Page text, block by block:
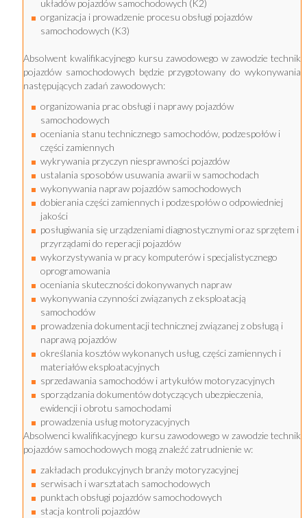
układów pojazdów samochodowych (K2)
organizacja i prowadzenie procesu obsługi pojazdów
samochodowych (K3)
Absolwent kwalifikacyjnego kursu zawodowego w zawodzie technik
pojazdów samochodowych będzie przygotowany do wykonywania
następujących zadań zawodowych:
organizowania prac obsługi i naprawy pojazdów
samochodowych
oceniania stanu technicznego samochodów, podzespołów i
części zamiennych
wykrywania przyczyn niesprawności pojazdów
ustalania sposobów usuwania awarii w samochodach
wykonywania napraw pojazdów samochodowych
dobierania części zamiennych i podzespołów o odpowiedniej
jakości
posługiwania się urządzeniami diagnostycznymi oraz sprzętem i
przyrządami do reperacji pojazdów
wykorzystywania w pracy komputerów i specjalistycznego
oprogramowania
oceniania skuteczności dokonywanych napraw
wykonywania czynności związanych z eksploatacją
samochodów
prowadzenia dokumentacji technicznej związanej z obsługą i
naprawą pojazdów
określania kosztów wykonanych usług, części zamiennych i
materiałów eksploatacyjnych
sprzedawania samochodów i artykułów motoryzacyjnych
sporządzania dokumentów dotyczących ubezpieczenia,
ewidencji i obrotu samochodami
prowadzenia usług motoryzacyjnych
Absolwenci kwalifikacyjnego kursu zawodowego w zawodzie technik
pojazdów samochodowych mogą znaleźć zatrudnienie w:
zakładach produkcyjnych branży motoryzacyjnej
serwisach i warsztatach samochodowych
punktach obsługi pojazdów samochodowych
stacja kontroli pojazdów